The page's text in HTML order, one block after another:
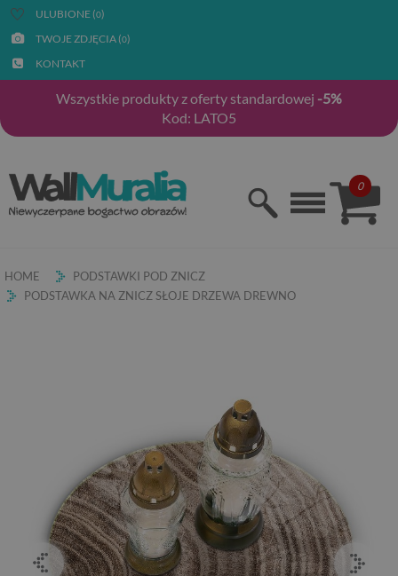
ULUBIONE (0)
TWOJE ZDJĘCIA (0)
KONTAKT
Wszystkie produkty z oferty standardowej -5%
Kod: LATO5
0
HOME
PODSTAWKI POD ZNICZ
PODSTAWKA NA ZNICZ SŁOJE DRZEWA DREWNO